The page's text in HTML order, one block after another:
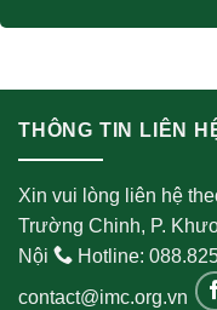
THÔNG TIN LIÊN
Xin vui lòng liên hệ
Trường Chinh, P.
Nội
Hotline:
contact@imc.org.vn